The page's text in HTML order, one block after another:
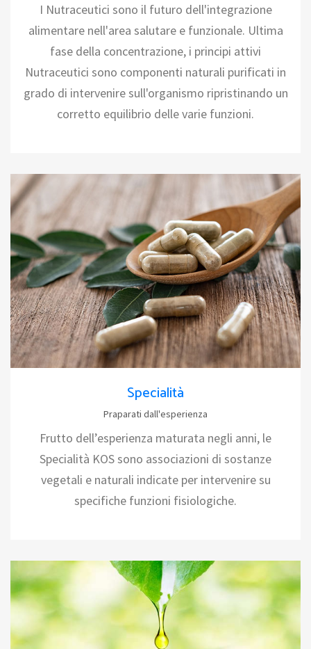
I Nutraceutici sono il futuro dell'integrazione
alimentare nell'area salutare e funzionale. Ultima
fase della concentrazione, i principi attivi
Nutraceutici sono componenti naturali purificati in
grado di intervenire sull'organismo ripristinando un
corretto equilibrio delle varie funzioni.
Specialità
Praparati dall'esperienza
Frutto dell’esperienza maturata negli anni, le
Specialità KOS sono associazioni di sostanze
vegetali e naturali indicate per intervenire su
specifiche funzioni fisiologiche.